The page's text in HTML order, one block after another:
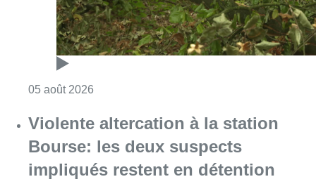
05 août 2026
Violente altercation à la station
Bourse: les deux suspects
impliqués restent en détention